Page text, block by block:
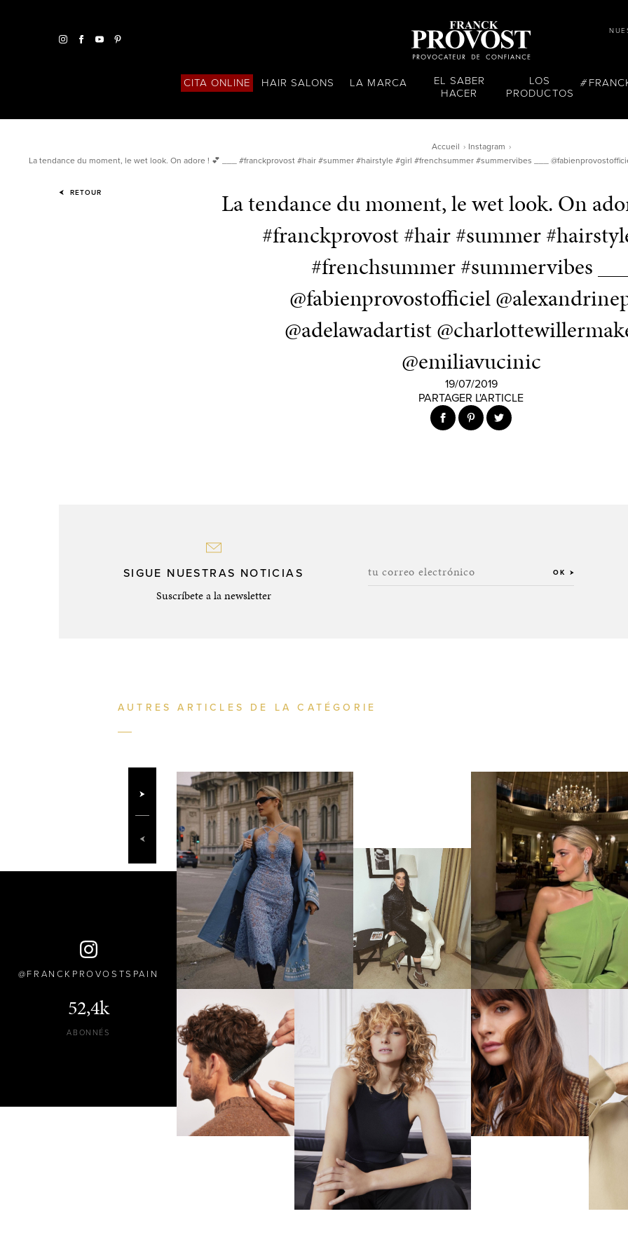
CITA ONLINE HAIR SALONS LA MARCA
EL SABER
HACER
LOS
PRODUCTOS
Accueil
Instagram
La tendance du moment, le wet look. On adore ! 💕 ___ #franckprovost #hair #summer #hairstyle #girl #frenchsummer #summervibes ___
RETOUR
La tendance du moment, le wet look. On
#franckprovost #hair #summer
#frenchsummer #summervibes
@fabienprovostofficiel
@adelawadartist
@emiliavucinic
19/07/2019
PARTAGER L'ARTICLE
SIGUE NUESTRAS NOTICIAS
Suscríbete a la newsletter
tu correo electrónico OK
AUTRES ARTICLES DE LA CATÉGORIE
FRANCKPROVOSTSPAIN
52,4k
ABONNÉS